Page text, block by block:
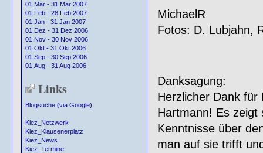
01.Mär - 31 Mär 2007
01.Feb - 28 Feb 2007
01.Jan - 31 Jan 2007
01.Dez - 31 Dez 2006
01.Nov - 30 Nov 2006
01.Okt - 31 Okt 2006
01.Sep - 30 Sep 2006
01.Aug - 31 Aug 2006
Links
Blogsuche (via Google)
Kiez_Netzwerk
Kiez_Klausenerplatz
Kiez_News
Kiez_Termine
MichaelR
Fotos: D. Lubjahn,
Danksagung:
Herzlicher Dank für
Hartmann! Es zeigt
Kenntnisse über
man auf sie trifft